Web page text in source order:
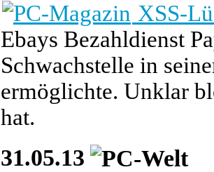
XSS-
Ebays Bezahldienst
Schwachstelle in
ermöglichte. Unklar
hat.
31.05.13